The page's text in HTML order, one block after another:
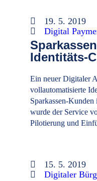
19. 5. 2019
Digital
Identitäts-
Ein neuer Digitaler
vollautomatisierte
Sparkassen-
wurde der Service
Pilotierung und
15. 5. 2019
Digitaler